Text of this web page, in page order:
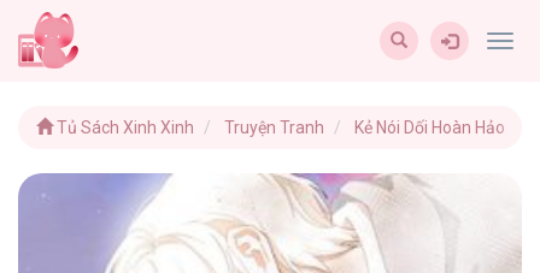
Tủ Sách Xinh Xinh Truyện Tranh Kẻ Nói Dối Hoàn Hảo